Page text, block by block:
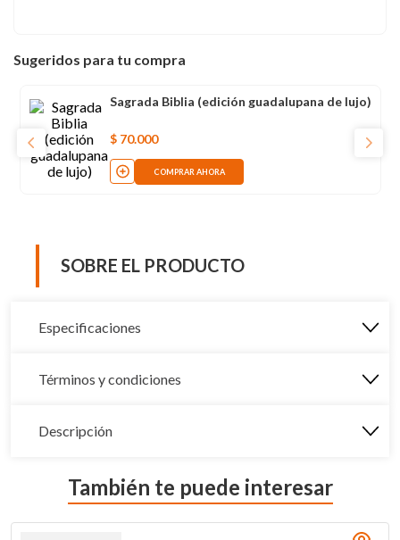
Sugeridos para tu compra
Sagrada Biblia (edición guadalupana de lujo)
$ 70.000
COMPRAR AHORA
SOBRE EL PRODUCTO
Especificaciones
Términos y condiciones
Descripción
También te puede interesar